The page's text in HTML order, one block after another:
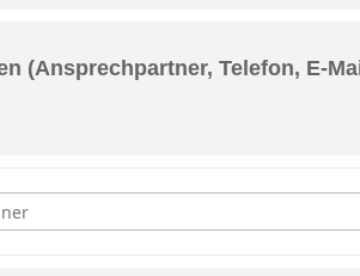
(Ansprechpartner, Telefon, E-